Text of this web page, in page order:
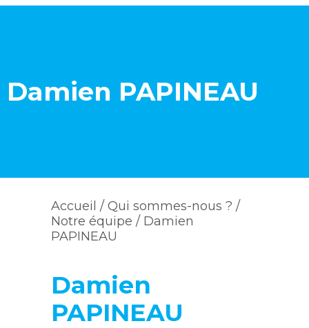
Damien PAPINEAU
Accueil / Qui sommes-nous ? /
Notre équipe / Damien
PAPINEAU
Damien
PAPINEAU